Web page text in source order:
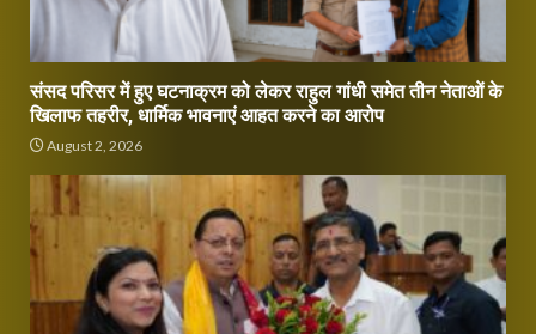
संसद परिसर में हुए घटनाक्रम को लेकर राहुल गांधी समेत तीन नेताओं के
खिलाफ तहरीर, धार्मिक भावनाएं आहत करने का आरोप
August 2, 2026